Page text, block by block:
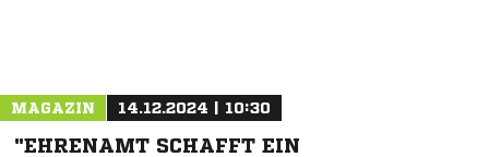
MAGAZIN 14.12.2024 | 10:30
"EHRENAMT SCHAFFT EIN